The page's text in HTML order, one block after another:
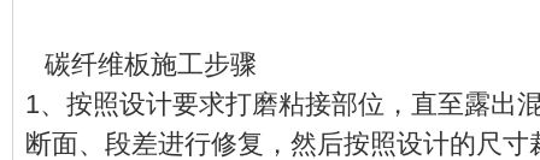
碳纤维板施工步骤
1、按照设计要求打磨粘接部位，直至露出
断面、段差进行修复，然后按照设计的尺寸